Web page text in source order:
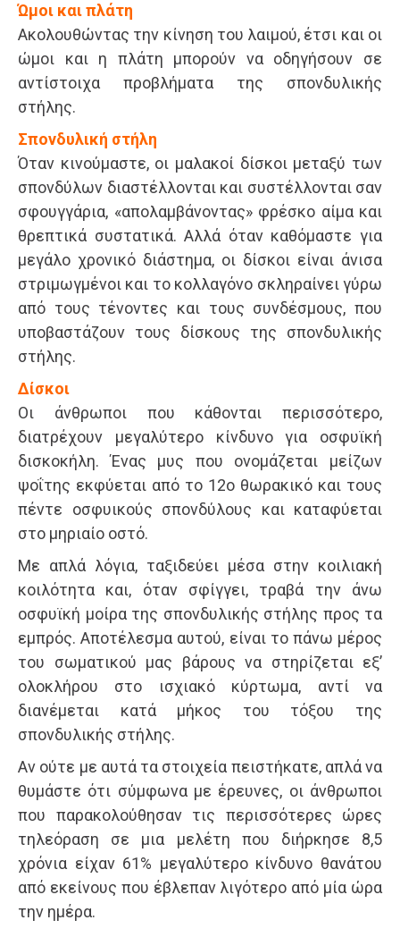
Ώμοι και πλάτη
Ακολουθώντας την κίνηση του λαιμού, έτσι και οι
ώμοι και η πλάτη μπορούν να οδηγήσουν σε
αντίστοιχα προβλήματα της σπονδυλικής
στήλης.
Σπονδυλική στήλη
Όταν κινούμαστε, οι μαλακοί δίσκοι μεταξύ των
σπονδύλων διαστέλλονται και συστέλλονται σαν
σφουγγάρια, «απολαμβάνοντας» φρέσκο αίμα και
θρεπτικά συστατικά. Αλλά όταν καθόμαστε για
μεγάλο χρονικό διάστημα, οι δίσκοι είναι άνισα
στριμωγμένοι και το κολλαγόνο σκληραίνει γύρω
από τους τένοντες και τους συνδέσμους, που
υποβαστάζουν τους δίσκους της σπονδυλικής
στήλης.
Δίσκοι
Οι άνθρωποι που κάθονται περισσότερο,
διατρέχουν μεγαλύτερο κίνδυνο για οσφυϊκή
δισκοκήλη. Ένας μυς που ονομάζεται μείζων
ψοΐτης εκφύεται από το 12ο θωρακικό και τους
πέντε οσφυικούς σπονδύλους και καταφύεται
στο μηριαίο οστό.
Με απλά λόγια, ταξιδεύει μέσα στην κοιλιακή
κοιλότητα και, όταν σφίγγει, τραβά την άνω
οσφυϊκή μοίρα της σπονδυλικής στήλης προς τα
εμπρός. Αποτέλεσμα αυτού, είναι το πάνω μέρος
του σωματικού μας βάρους να στηρίζεται εξ’
ολοκλήρου στο ισχιακό κύρτωμα, αντί να
διανέμεται κατά μήκος του τόξου της
σπονδυλικής στήλης.
Αν ούτε με αυτά τα στοιχεία πειστήκατε, απλά να
θυμάστε ότι σύμφωνα με έρευνες, οι άνθρωποι
που παρακολούθησαν τις περισσότερες ώρες
τηλεόραση σε μια μελέτη που διήρκησε 8,5
χρόνια είχαν 61% μεγαλύτερο κίνδυνο θανάτου
από εκείνους που έβλεπαν λιγότερο από μία ώρα
την ημέρα.